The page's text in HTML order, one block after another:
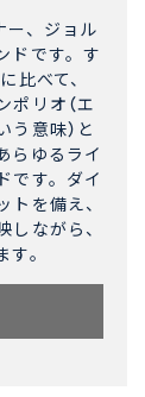
ー、ジョル
ドです。す
比べて、
リオ（エ
意味）と
らゆるライ
です。ダイ
を備え、
ながら、
。